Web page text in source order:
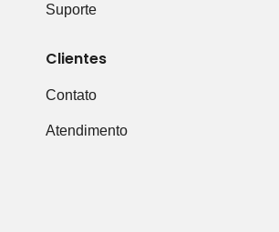
Suporte
Clientes
Contato
Atendimento